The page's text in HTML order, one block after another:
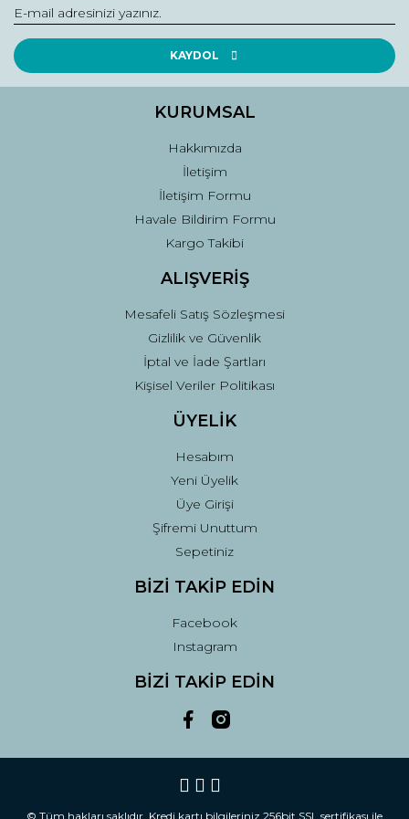
Ürün resmi kalitesiz, bozuk veya görüntülenemiyor.
Ürün açıklamasında eksik bilgiler bulunuyor.
Ürün fiyatı diğer sitelerden daha pahalı.
Gönder
KAYDOL
KURUMSAL
Hakkımızda
İletişim
İletişim Formu
Havale Bildirim Formu
Kargo Takibi
ALIŞVERİŞ
Mesafeli Satış Sözleşmesi
Gizlilik ve Güvenlik
İptal ve İade Şartları
Kişisel Veriler Politikası
ÜYELİK
Hesabım
Yeni Üyelik
Üye Girişi
Şifremi Unuttum
Sepetiniz
BİZİ TAKİP EDİN
Facebook
Instagram
BİZİ TAKİP EDİN
© Tüm hakları saklıdır. Kredi kartı bilgileriniz 256bit SSL sertifikası ile